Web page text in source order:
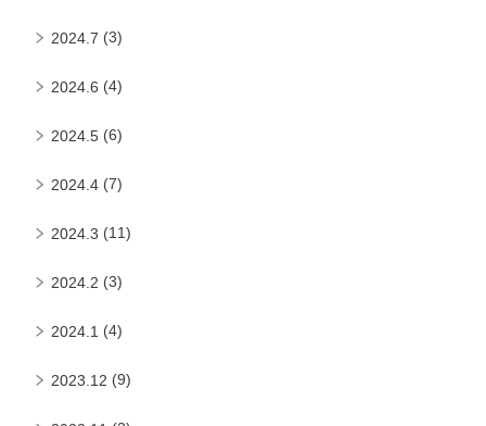
2024.7 (3)
2024.6 (4)
2024.5 (6)
2024.4 (7)
2024.3 (11)
2024.2 (3)
2024.1 (4)
2023.12 (9)